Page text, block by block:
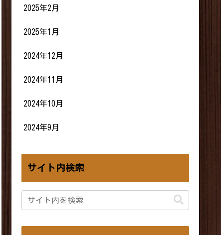
2025年2月
2025年1月
2024年12月
2024年11月
2024年10月
2024年9月
サイト内検索